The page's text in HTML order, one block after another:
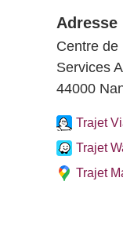
Adresse
Centre de
Services
44000
Trajet
Trajet
Trajet